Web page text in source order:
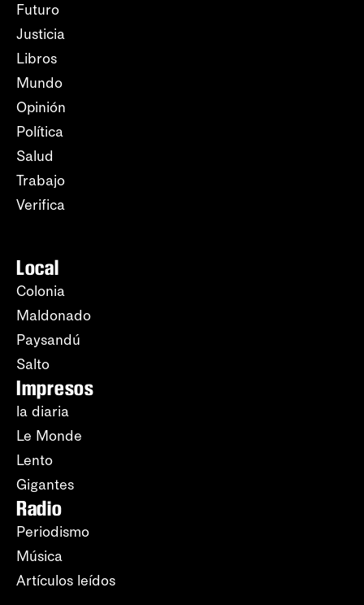
Futuro
Justicia
Libros
Mundo
Opinión
Política
Salud
Trabajo
Verifica
Local
Colonia
Maldonado
Paysandú
Salto
Impresos
la diaria
Le Monde
Lento
Gigantes
Radio
Periodismo
Música
Artículos leídos